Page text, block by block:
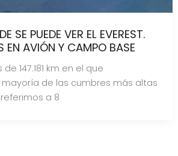
SE PUEDE VER EL EVEREST.
EN AVIÓN Y CAMPO BASE
147.181 km en el que
de las cumbres más altas
a 8